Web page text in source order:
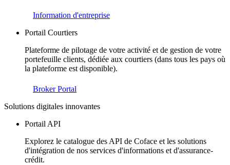
Information d'entreprise
Portail Courtiers
Plateforme de pilotage de votre activité et de gestion de votre
portefeuille clients, dédiée aux courtiers (dans tous les pays où
la plateforme est disponible).
Broker Portal
Solutions digitales innovantes
Portail API
Explorez le catalogue des API de Coface et les solutions
d'intégration de nos services d'informations et d'assurance-
crédit.